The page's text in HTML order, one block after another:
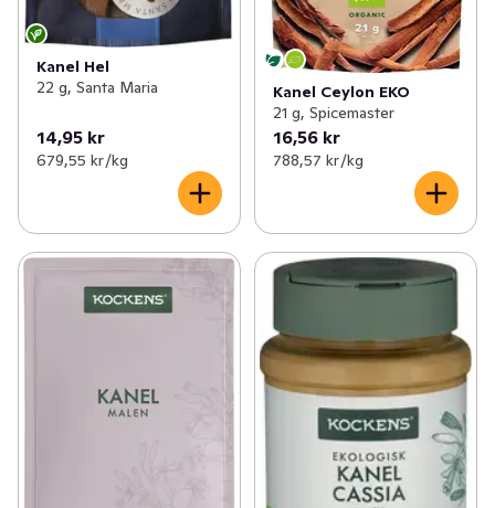
Kanel Hel
22 g, Santa Maria
14,95 kr
679,55 kr /kg
Kanel Ceylon EKO
21 g, Spicemaster
16,56 kr
788,57 kr /kg